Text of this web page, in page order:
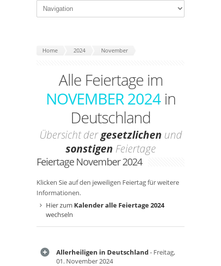
Home 2024 November
Alle Feiertage im
NOVEMBER 2024in
Deutschland
Übersicht dergesetzlichen und
sonstigen Feiertage
Feiertage November 2024
Klicken Sie auf den jeweiligen Feiertag für weitere
Informationen.
Hier zum Kalender alle Feiertage 2024
wechseln
Allerheiligen in Deutschland- Freitag,
01. November 2024